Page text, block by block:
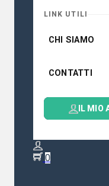
LINK UTILI
CHI SIAMO
CONTATTI
IL MIO
0